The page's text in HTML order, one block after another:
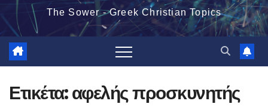
The Sower - Greek Christian Topics
Ετικέτα:αφελής προσκυνητής